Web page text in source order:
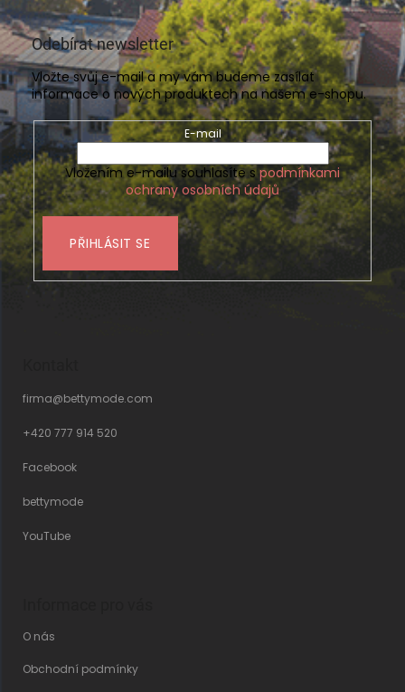
Odebírat newsletter
Vložte svůj e-mail a my vám budeme zasílat
informace o nových produktech na našem e-shopu.
E-mail
Vložením e-mailu souhlasíte spodmínkami
ochrany osobních údajů
PŘIHLÁSIT SE
firma@bettymode.com
+420 777 914 520
Facebook
bettymode
YouTube
O nás
Obchodní podmínky